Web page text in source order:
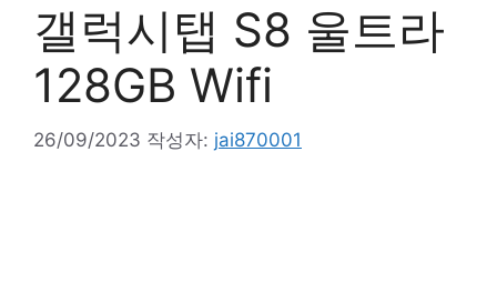
갤럭시탭 S8 울트라
128GB Wifi
26/09/2023 작성자: jai870001